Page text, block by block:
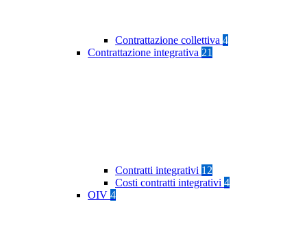
Contrattazione collettiva 4
Contrattazione integrativa 21
Contratti integrativi 12
Costi contratti integrativi 4
OIV 4